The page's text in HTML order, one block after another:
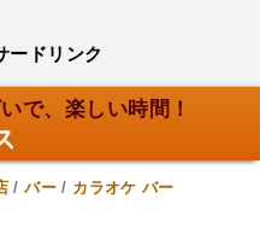
ードリンク
で、楽しい時間！
/バー/ カラオケ バー